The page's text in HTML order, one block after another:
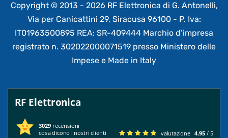
Copyright © 2013 - 2026 RF Elettronica di G. Antonelli,
Via per Canicattini 29, Siracusa 96100 - P. Iva:
IT01963500895 REA: SR-409444 Marchio d’impresa
registrato n. 302022000071519 presso Ministero delle
Impese e Made in Italy
RF Elettronica
3029 recensioni
cosa dicono i nostri clienti
valutazione 4.95 / 5